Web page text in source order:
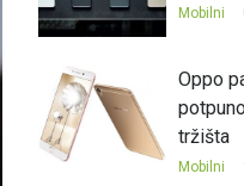
Mobilni
Oppo
tržišta
Mobilni